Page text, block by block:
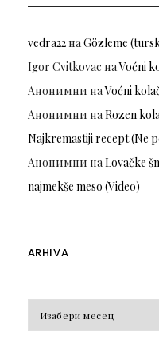
vedra22наGözleme
Igor Cvitkovac наVoćni
Анонимни наVoćni
Анонимни наRozen
Najkremastiji recept (Ne
Анонимни наLovačke
najmekše meso (Video)
ARHIVA